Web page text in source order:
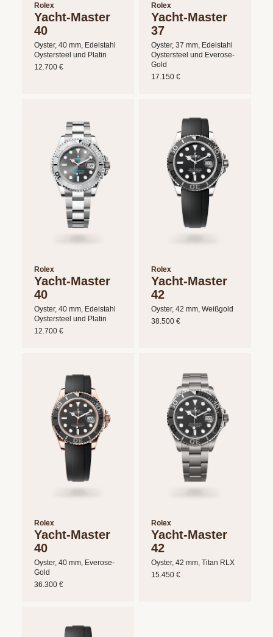
Rolex
Yacht-Master
40
Oyster, 40 mm, Edelstahl
Oystersteel und Platin
12.700 €
Rolex
Yacht-Master
37
Oyster, 37 mm, Edelstahl
Oystersteel und Everose-
Gold
17.150 €
Rolex
Yacht-Master
40
Oyster, 40 mm, Edelstahl
Oystersteel und Platin
12.700 €
Rolex
Yacht-Master
42
Oyster, 42 mm, Weißgold
38.500 €
Rolex
Yacht-Master
40
Oyster, 40 mm, Everose-
Gold
36.300 €
Rolex
Yacht-Master
42
Oyster, 42 mm, Titan RLX
15.450 €